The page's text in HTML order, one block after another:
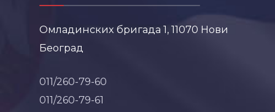
Омладинских бригада 1, 11070 Нови
Београд
011/260-79-60
011/260-79-61